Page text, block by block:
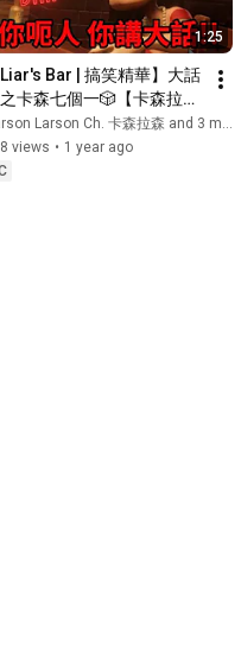
1:25
Liar's Bar | 搞笑精華】大話
卡森七個一🎲【卡森拉
Larson Ch. 卡森拉森 and 3 more
views • 1 year ago